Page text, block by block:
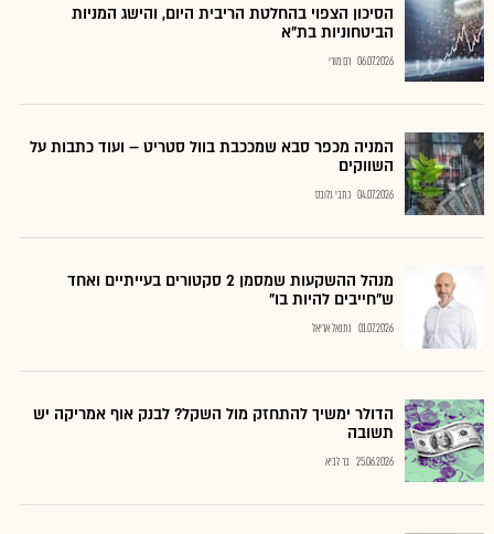
הסיכון הצפוי בהחלטת הריבית היום, והישג המניות
הביטחוניות בת"א
06.07.2026 רם מורי
המניה מכפר סבא שמככבת בוול סטריט – ועוד כתבות על
השווקים
04.07.2026 כתבי גלובס
מנהל ההשקעות שמסמן 2 סקטורים בעייתיים ואחד
ש"חייבים להיות בו"
01.07.2026 נתנאל אריאל
הדולר ימשיך להתחזק מול השקל? לבנק אוף אמריקה יש
תשובה
25.06.2026 בר לביא